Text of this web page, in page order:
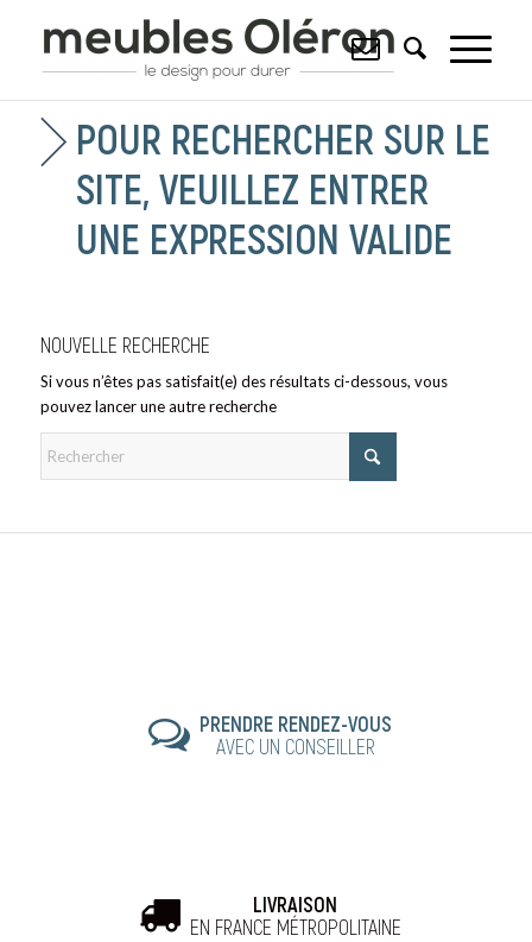
POUR RECHERCHER SUR LE
SITE, VEUILLEZ ENTRER
UNE EXPRESSION VALIDE
NOUVELLE RECHERCHE
Si vous n’êtes pas satisfait(e) des résultats ci-dessous, vous
pouvez lancer une autre recherche
PRENDRE RENDEZ-VOUS
AVEC UN CONSEILLER
LIVRAISON
EN FRANCE MÉTROPOLITAINE